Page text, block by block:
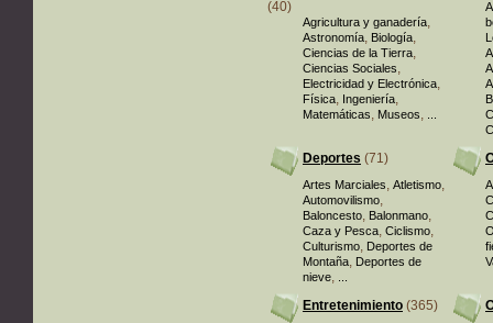
(40)
Agricultura y ganadería,
Astronomía, Biología,
Ciencias de la Tierra,
Ciencias Sociales,
Electricidad y Electrónica,
Física, Ingeniería,
Matemáticas, Museos,
Deportes (71)
Artes Marciales, Atletismo,
Automovilismo,
Baloncesto, Balonmano,
Caza y Pesca, Ciclismo,
Culturismo, Deportes de
Montaña, Deportes de
nieve,
Entretenimiento (365)